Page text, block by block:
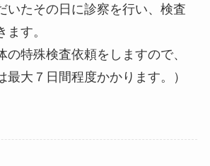
いたその日に診察を行い、検査
す。
の特殊検査依頼をしますので、
最大７日間程度かかります。）